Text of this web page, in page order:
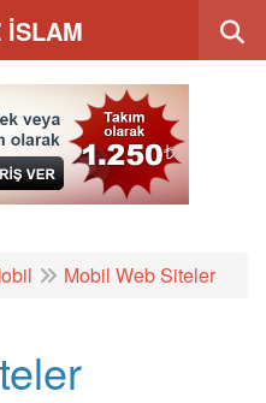
İSLAM
Mobil Web Siteler